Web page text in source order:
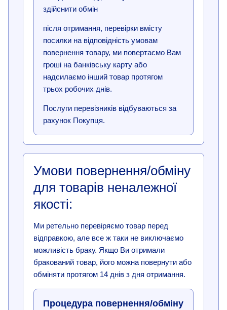
здійснити обмін
після отримання, перевірки вмісту
посилки на відповідність умовам
повернення товару, ми повертаємо Вам
гроші на банківську карту або
надсилаємо інший товар протягом
трьох робочих днів.
Послуги перевізників відбуваються за
рахунок Покупця.
Умови повернення/обміну
для товарів неналежної
якості:
Ми ретельно перевіряємо товар перед
відправкою, але все ж таки не виключаємо
можливість браку. Якщо Ви отримали
бракований товар, його можна повернути або
обміняти протягом 14 днів з дня отримання.
Процедура повернення/обміну